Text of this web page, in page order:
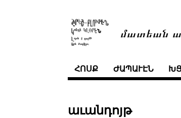
մատեան
ՀՈՍՔ ԺԱՊԱՒԷՆ
աւանդոյթ